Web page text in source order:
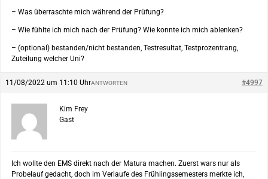
– Was überraschte mich während der Prüfung?
– Wie fühlte ich mich nach der Prüfung? Wie konnte ich mich ablenken?
– (optional) bestanden/nicht bestanden, Testresultat, Testprozentrang,
Zuteilung welcher Uni?
11/08/2022 um 11:10 Uhr #4997
ANTWORTEN
Kim Frey
Gast
Ich wollte den EMS direkt nach der Matura machen. Zuerst wars nur als
Probelauf gedacht, doch im Verlaufe des Frühlingssemesters merkte ich,